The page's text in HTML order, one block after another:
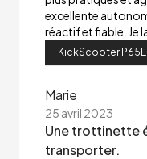
excellente
réactif et fiable. Je
KickScooter P65E
Marie
25 avril 2023
Une trottinette
transporter.